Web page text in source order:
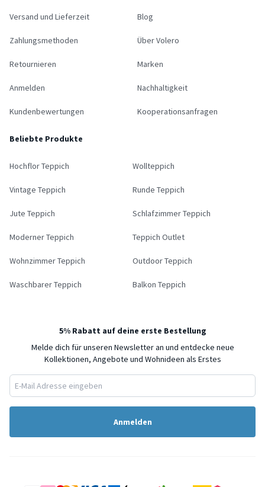
Versand und Lieferzeit
Zahlungsmethoden
Retournieren
Anmelden
Kundenbewertungen
Blog
Über Volero
Marken
Nachhaltigkeit
Kooperationsanfragen
Beliebte Produkte
Hochflor Teppich Wollteppich
Vintage Teppich Runde Teppich
Jute Teppich Schlafzimmer Teppich
Moderner Teppich Teppich Outlet
Wohnzimmer Teppich Outdoor Teppich
Waschbarer Teppich Balkon Teppich
5% Rabatt auf deine erste Bestellung
Melde dich für unseren Newsletter an und entdecke neue
Kollektionen, Angebote und Wohnideen als Erstes
Anmelden